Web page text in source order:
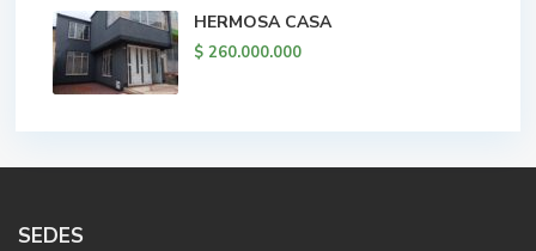
HERMOSA CASA
$ 260.000.000
SEDES